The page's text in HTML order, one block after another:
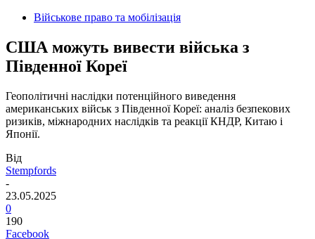
Військове право та мобілізація
США можуть вивести війська з
Південної Кореї
Геополітичні наслідки потенційного виведення
американських військ з Південної Кореї: аналіз безпекових
ризиків, міжнародних наслідків та реакції КНДР, Китаю і
Японії.
Від
Stempfords
-
23.05.2025
0
190
Facebook